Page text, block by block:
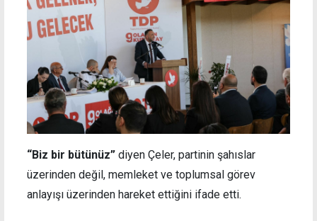
“Biz bir bütünüz” diyen Çeler, partinin şahıslar
üzerinden değil, memleket ve toplumsal görev
anlayışı üzerinden hareket ettiğini ifade etti.